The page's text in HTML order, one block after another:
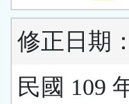
修正日期：
民國 109